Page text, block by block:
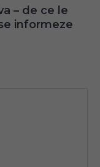
– de ce le
informeze